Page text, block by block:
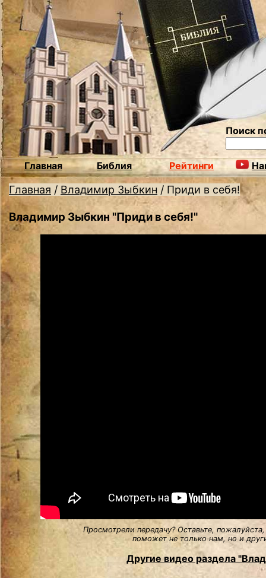
Поиск
Главная Библия Рейтинги
Главная / Владимир Зыбкин / Приди в себя!
Владимир Зыбкин "Приди в себя!"
Просмотрели передачу? Оставьте,
поможет не только нам, но и
Другие видео раздела